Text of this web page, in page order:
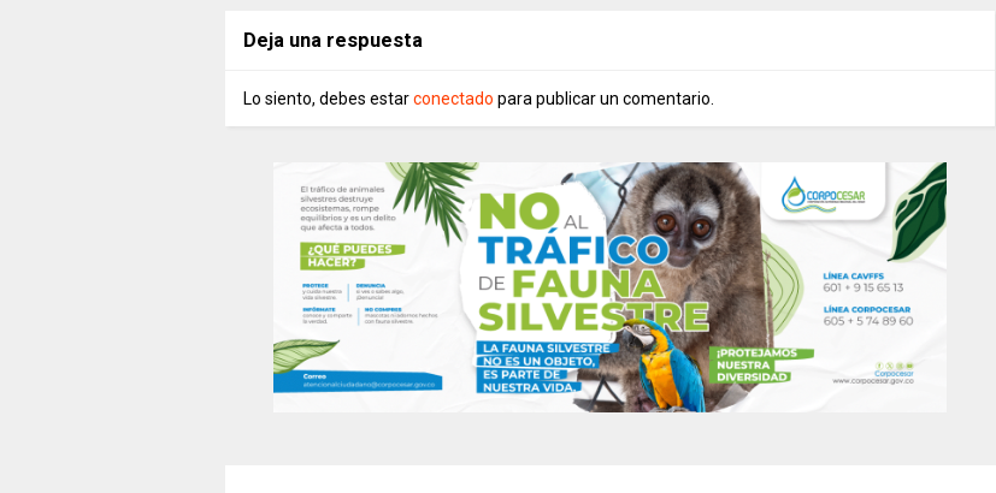
Deja una respuesta
Lo siento, debes estarconectado para publicar un comentario.